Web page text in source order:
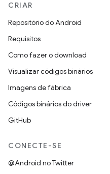
CRIAR
Repositório do Android
Requisitos
Como fazer o download
Visualizar códigos binários
Imagens de fábrica
Códigos binários do driver
GitHub
CONECTE-SE
@Android no Twitter